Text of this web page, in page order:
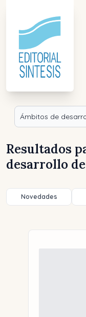
Resultados
desarrollo
Novedades